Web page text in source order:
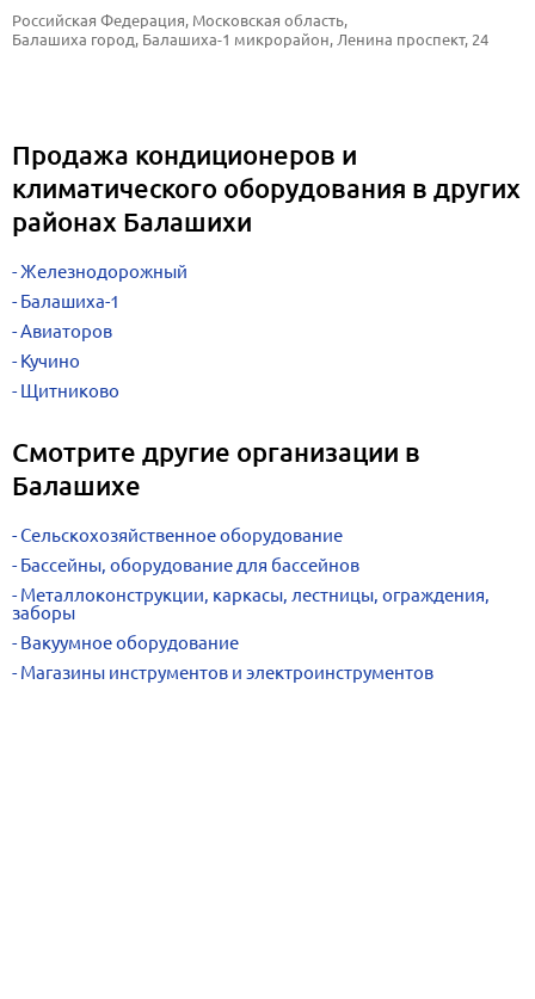
Российская Федерация, Московская область,
Балашиха город, Балашиха-1 микрорайон, Ленина проспект, 24
Продажа кондиционеров и
климатического оборудования в других
районах Балашихи
Железнодорожный
Балашиха-1
Авиаторов
Кучино
Щитниково
Смотрите другие организации в
Балашихе
Сельскохозяйственное оборудование
Бассейны, оборудование для бассейнов
Металлоконструкции, каркасы, лестницы, ограждения,
заборы
Вакуумное оборудование
Магазины инструментов и электроинструментов